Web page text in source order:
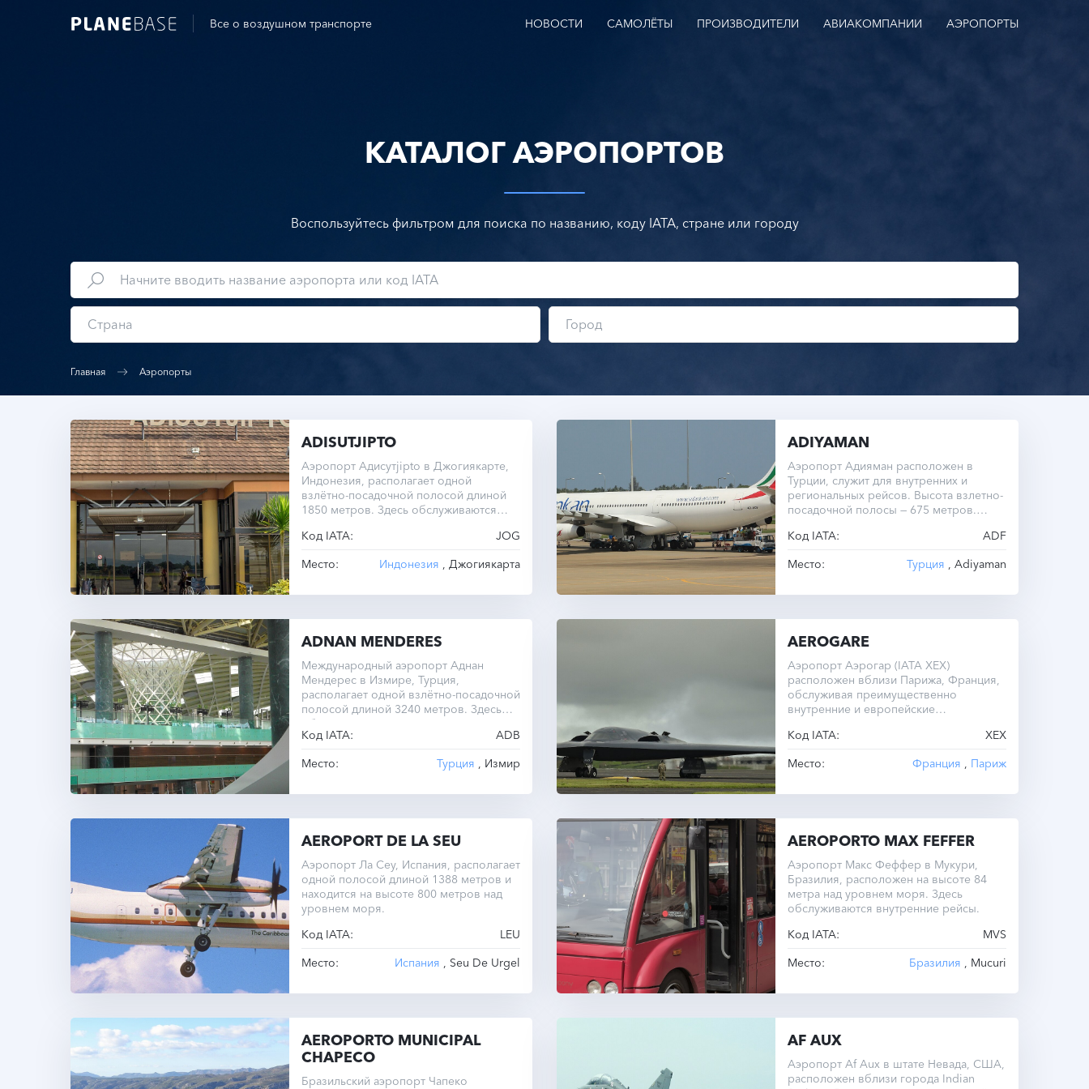
Все о воздушном транспорте НОВОСТИ САМОЛЁТЫ ПРОИЗВОДИТЕЛИ АВИАКОМПАНИИ АЭРОПОРТЫ
КАТАЛОГ АЭРОПОРТОВ
Воспользуйтесь фильтром для поиска по названию, коду IATA, стране или городу
Главная Аэропорты
ADISUTJIPTO
Аэропорт Адисутjipto в Джогиякарте,
Индонезия, располагает одной
взлётно-посадочной полосой длиной
1850 метров. Здесь обслуживаются
Код IATA:
JOG
Место:
Индонезия , Джогиякарта
ADIYAMAN
Аэропорт Адияман расположен в
Турции, служит для внутренних и
региональных рейсов. Высота взлетно-
посадочной полосы — 675 метров.
+0.0.
Код IATA:
ADF
Место:
Турция , Adiyaman
ADNAN MENDERES
Международный аэропорт Аднан
Мендерес в Измире, Турция,
располагает одной взлётно-посадочной
полосой длиной 3240 метров. Здесь
обслуживаются как внутренние, так и
международные рейсы.
Код IATA:
ADB
Место:
Турция , Измир
AEROGARE
Аэропорт Аэрогар (IATA XEX)
расположен вблизи Парижа, Франция,
обслуживая преимущественно
внутренние и европейские
Код IATA:
XEX
Место:
Франция Париж
AEROPORT DE LA SEU
Аэропорт Ла Сеу, Испания, располагает
одной полосой длиной 1388 метров и
находится на высоте 800 метров над
уровнем моря.
Код IATA:
LEU
Место:
Испания , Seu De Urgel
AEROPORTO MAX FEFFER
Аэропорт Макс Феффер в Мукури,
Бразилия, расположен на высоте 84
метра над уровнем моря. Здесь
обслуживаются внутренние рейсы.
Код IATA:
MVS
Место:
Бразилия , Mucuri
AEROPORTO MUNICIPAL
CHAPECO
Бразильский аэропорт Чапеко
AF AUX
Аэропорт Af Aux в штате Невада, США,
расположен вблизи города Indian